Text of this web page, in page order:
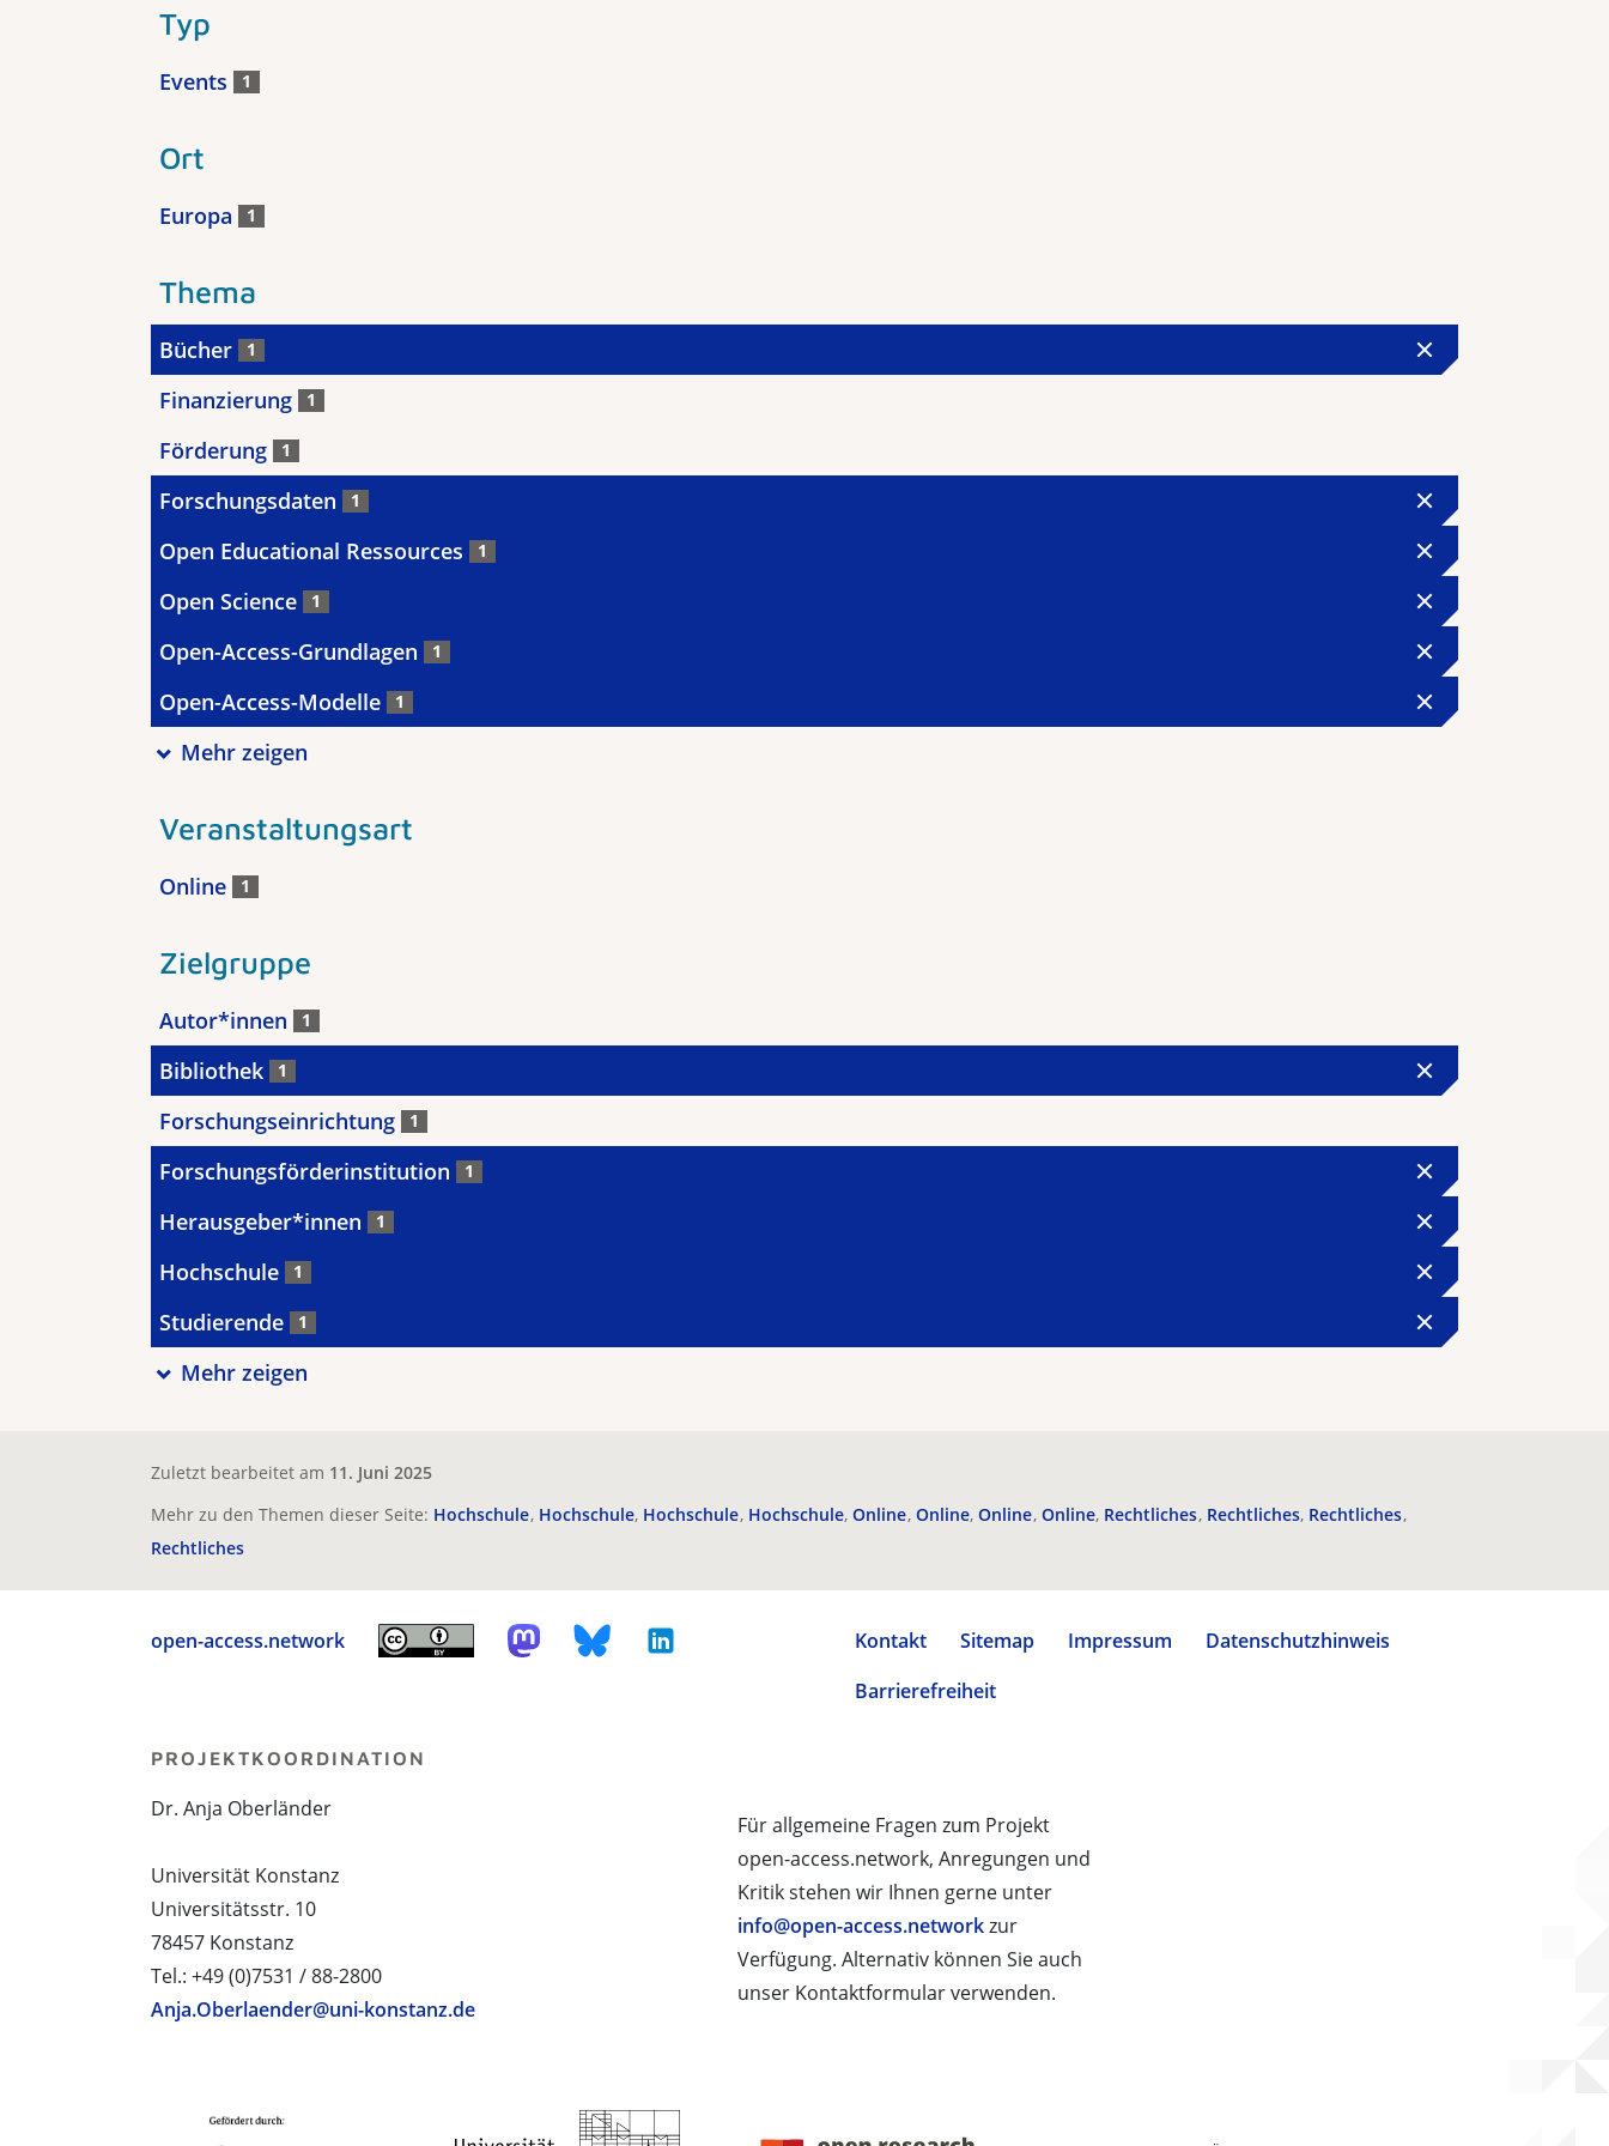
Typ
Events 1
Ort
Europa 1
Thema
Bücher 1
Finanzierung 1
Förderung 1
Forschungsdaten 1
Open Educational Ressources 1
Open Science 1
Open-Access-Grundlagen 1
Open-Access-Modelle 1
Mehr zeigen
Veranstaltungsart
Online 1
Zielgruppe
Autor*innen 1
Bibliothek 1
Forschungseinrichtung 1
Forschungsförderinstitution 1
Herausgeber*innen 1
Hochschule 1
Studierende 1
Mehr zeigen
Zuletzt bearbeitet am 11. Juni 2025
Mehr zu den Themen dieser Seite: Hochschule Hochschule Hochschule Hochschule Online Online Online Online Rechtliches Rechtliches Rechtliches
Rechtliches
open-access.network Kontakt Sitemap Impressum
Datenschutzhinweis
Barrierefreiheit
Für allgemeine Fragen zum Projekt
open-access.network, Anregungen und
Kritik stehen wir Ihnen gerne unter
info@open-access.networkzur
Verfügung. Alternativ können Sie auch
unser Kontaktformular verwenden.
PROJEKTKOORDINATION
Dr. Anja Oberländer
Universität Konstanz
Universitätsstr. 10
78457 Konstanz
Tel.: +49 (0)7531 / 88-2800
Anja.Oberlaender@uni-konstanz.de